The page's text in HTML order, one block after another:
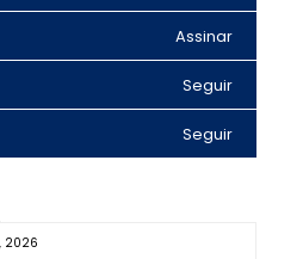
Assinar
Seguir
Seguir
2026